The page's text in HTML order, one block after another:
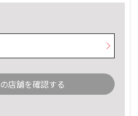
店舗を確認する